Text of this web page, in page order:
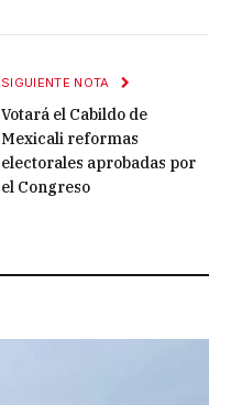
SIGUIENTE NOTA
Votará el Cabildo de
Mexicali reformas
electorales aprobadas por
el Congreso